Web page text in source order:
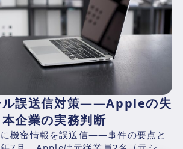
ル誤送信対策——Appleの失
企業の実務判断
機密情報を誤送信——事件の要点と